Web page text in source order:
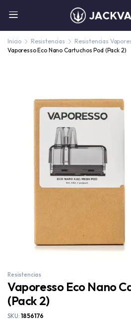
Inicio Resistencias
Resistencias
Vaporesso Eco Nano Cartuchos Pod (Pack 2)
Resistencias
Vaporesso Eco Nano
(Pack 2)
SKU: 1856176